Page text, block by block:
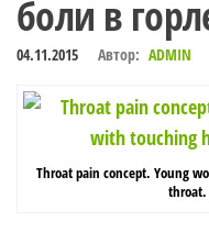
боли в
04.11.2015 Автор: ADMIN
Throat pain concept. Young
throat.